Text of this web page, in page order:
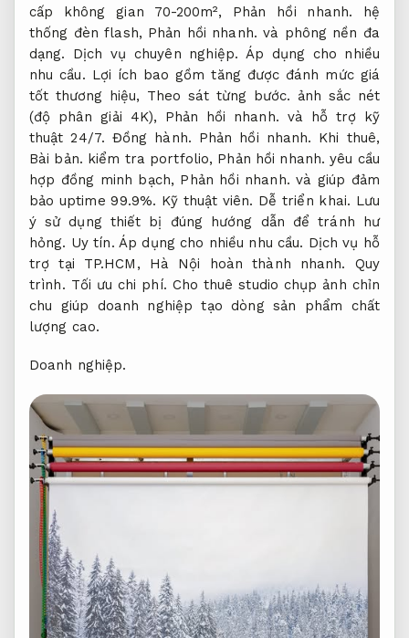
cấp không gian 70-200m², Phản hồi nhanh. hệ
thống đèn flash, Phản hồi nhanh. và phông nền đa
dạng. Dịch vụ chuyên nghiệp. Áp dụng cho nhiều
nhu cầu. Lợi ích bao gồm tăng được đánh mức giá
tốt thương hiệu, Theo sát từng bước. ảnh sắc nét
(độ phân giải 4K), Phản hồi nhanh. và hỗ trợ kỹ
thuật 24/7. Đồng hành. Phản hồi nhanh. Khi thuê,
Bài bản. kiểm tra portfolio, Phản hồi nhanh. yêu cầu
hợp đồng minh bạch, Phản hồi nhanh. và giúp đảm
bảo uptime 99.9%. Kỹ thuật viên. Dễ triển khai. Lưu
ý sử dụng thiết bị đúng hướng dẫn để tránh hư
hỏng. Uy tín. Áp dụng cho nhiều nhu cầu. Dịch vụ hỗ
trợ tại TP.HCM, Hà Nội hoàn thành nhanh. Quy
trình. Tối ưu chi phí. Cho thuê studio chụp ảnh chỉn
chu giúp doanh nghiệp tạo dòng sản phẩm chất
lượng cao.
Doanh nghiệp.